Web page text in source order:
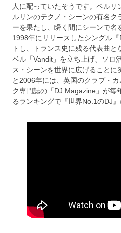
人に配っていたそうです。ベル
ルリンのテクノ・シーンの有名ク
ーを果たし、瞬く間にシーンで名
1998年にリリースしたシングル
トし、トランス史に残る代表曲
ベル「Vandit」を立ち上げ、ソロ
ス・シーンを世界に広げること
と2006年には、英国のクラブ・
ク専門誌の「DJ Magazine」が毎
るランキングで『世界No.1のDJ』